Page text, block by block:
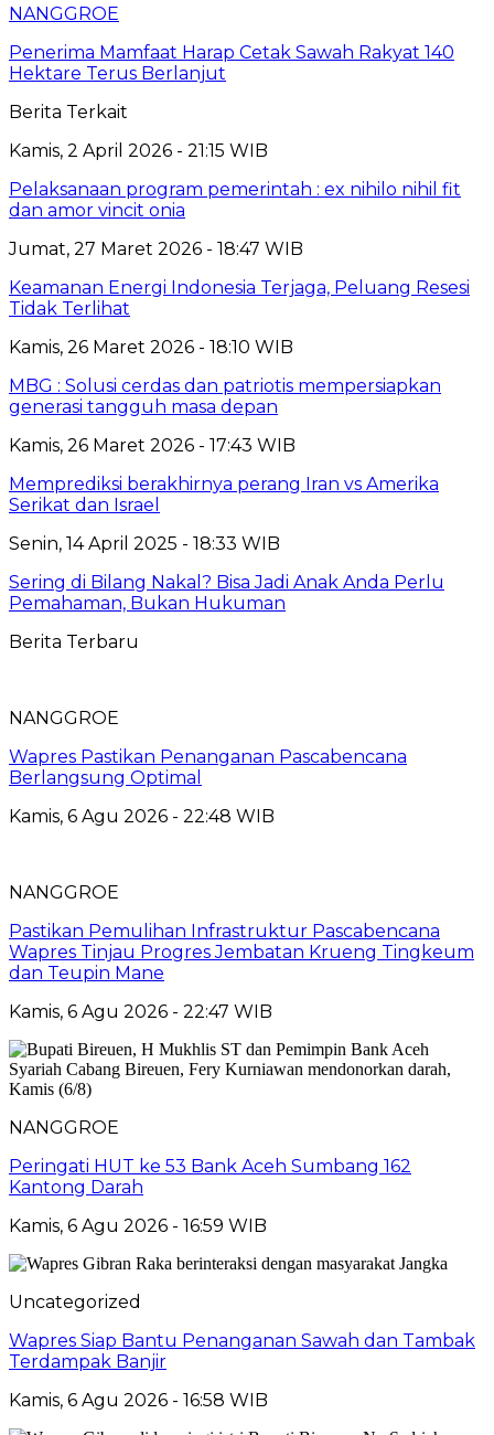
NANGGROE
Penerima Mamfaat Harap Cetak Sawah Rakyat 140
Hektare Terus Berlanjut
Berita Terkait
Kamis, 2 April 2026 - 21:15 WIB
Pelaksanaan program pemerintah : ex nihilo nihil fit
dan amor vincit onia
Jumat, 27 Maret 2026 - 18:47 WIB
Keamanan Energi Indonesia Terjaga, Peluang Resesi
Tidak Terlihat
Kamis, 26 Maret 2026 - 18:10 WIB
MBG : Solusi cerdas dan patriotis mempersiapkan
generasi tangguh masa depan
Kamis, 26 Maret 2026 - 17:43 WIB
Memprediksi berakhirnya perang Iran vs Amerika
Serikat dan Israel
Senin, 14 April 2025 - 18:33 WIB
Sering di Bilang Nakal? Bisa Jadi Anak Anda Perlu
Pemahaman, Bukan Hukuman
Berita Terbaru
NANGGROE
Wapres Pastikan Penanganan Pascabencana
Berlangsung Optimal
Kamis, 6 Agu 2026 - 22:48 WIB
NANGGROE
Pastikan Pemulihan Infrastruktur Pascabencana
Wapres Tinjau Progres Jembatan Krueng Tingkeum
dan Teupin Mane
Kamis, 6 Agu 2026 - 22:47 WIB
NANGGROE
Peringati HUT ke 53 Bank Aceh Sumbang 162
Kantong Darah
Kamis, 6 Agu 2026 - 16:59 WIB
Uncategorized
Wapres Siap Bantu Penanganan Sawah dan Tambak
Terdampak Banjir
Kamis, 6 Agu 2026 - 16:58 WIB